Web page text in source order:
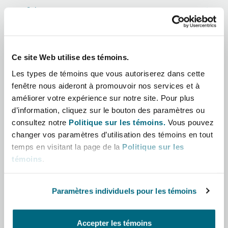
Ce site Web utilise des témoins.
Les types de témoins que vous autoriserez dans cette
fenêtre nous aideront à promouvoir nos services et à
améliorer votre expérience sur notre site. Pour plus
d’information, cliquez sur le bouton des paramètres ou
consultez notre Politique sur les témoins. Vous pouvez
changer vos paramètres d’utilisation des témoins en tout
temps en visitant la page de la Politique sur les
témoins
Paramètres individuels pour les témoins
Accepter les témoins
Entretien, réparation et
Droit aérien commercial
Droit réglementaire
Satellites et espace
Droit maritime
Risques politiques et crédit
Assurance biens
Bator
Jersey
York
County
The St Botolph Building
Afrique
Asie-Pacifique
Amérique latine
Moyen-Orient
Amérique du Nord
Royaume-Uni et Europe